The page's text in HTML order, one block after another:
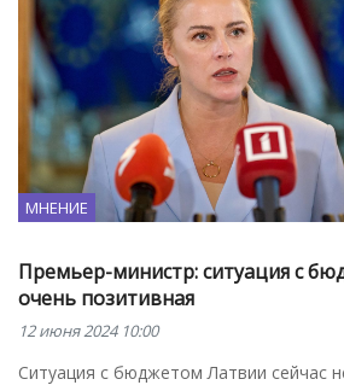
МНЕНИЕ
Премьер-министр: ситуация с
очень позитивная
12 июня 2024 10:00
Ситуация с бюджетом Латвии сейчас